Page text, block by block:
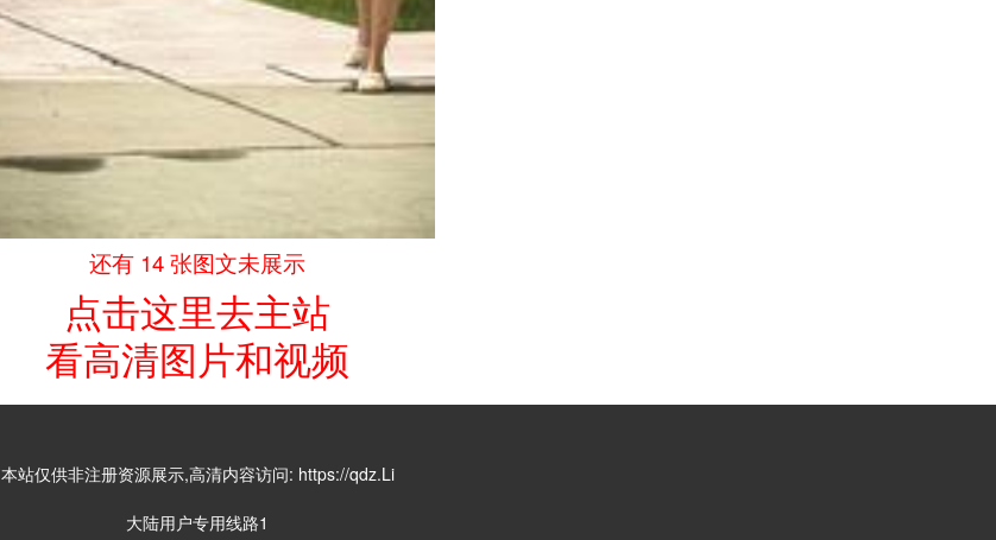
还有 14 张图文未展示
点击这里去主站
看高清图片和视频
本站仅供非注册资源展示,高清内容访问: https://qdz.Li
大陆用户专用线路1